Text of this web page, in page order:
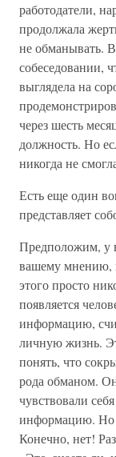
работодатели,
продолжала
не обманывать.
собеседовании,
выглядела на
через шесть
должность. Но
никогда не
Есть еще один
представляет
Предположим, у
вашему мнению,
этого просто
появляется
информацию,
личную жизнь.
понять, что
рода обманом.
чувствовали
информацию. Но
Конечно, нет!